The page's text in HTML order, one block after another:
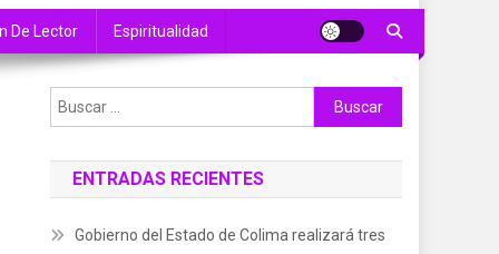
De Lector Espiritualidad
Buscar:
ENTRADAS RECIENTES
Gobierno del Estado de Colima realizará tres